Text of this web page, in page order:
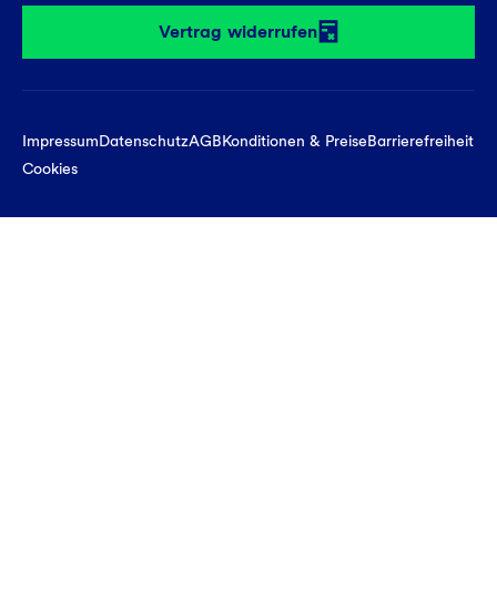
GLS Bank Magazin
Presse
Karriere
Vertrag widerrufen
ImpressumDatenschutzAGBKonditionen & PreiseBarrierefreiheit
Cookies